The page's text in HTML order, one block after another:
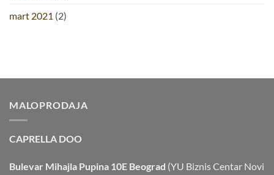
mart 2021 (2)
MALOPRODAJA
CAPRELLA DOO
Bulevar Mihajla Pupina 10E Beograd (YU Biznis Centar Novi